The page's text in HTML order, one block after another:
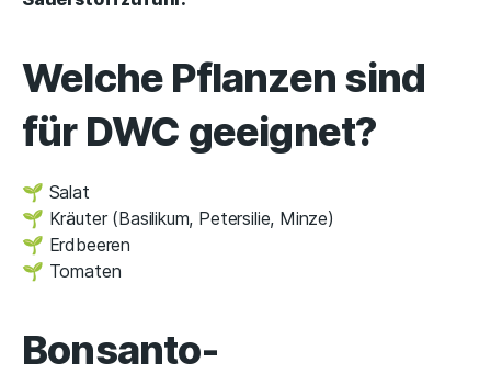
Welche Pflanzen sind
für DWC geeignet?
🌱 Salat
🌱 Kräuter (Basilikum, Petersilie, Minze)
🌱 Erdbeeren
🌱 Tomaten
Bonsanto-